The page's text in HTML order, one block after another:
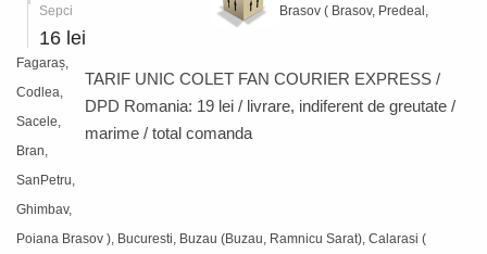
Sepci
16 lei
TARIF UNIC COLET FAN COURIER EXPRESS /
DPD Romania: 19 lei / livrare, indiferent de greutate /
marime / total comanda
Brasov ( Brasov, Predeal,
Fagaraș,
Codlea,
Sacele,
Bran,
SanPetru,
Ghimbav,
Poiana Brasov ), Bucuresti, Buzau (Buzau, Ramnicu Sarat), Calarasi (